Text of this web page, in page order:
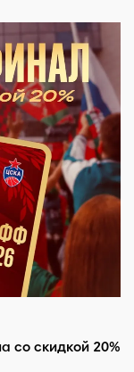
со скидкой 20%